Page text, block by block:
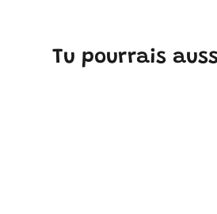
Tu pourrais